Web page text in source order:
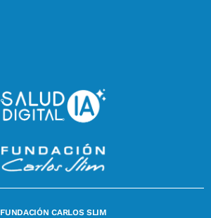
FUNDACIÓN CARLOS SLIM